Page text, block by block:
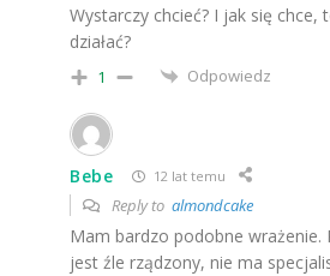
Wystarczy chcieć? I jak się chce,
działać?
1 Odpowiedz
Bebe 12 lat temu
Reply to almondcake
Mam bardzo podobne wrażenie.
jest źle rządzony, nie ma